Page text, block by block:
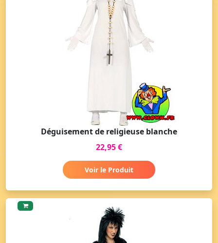
Déguisement de religieuse blanche
22,95 €
Voir le Produit